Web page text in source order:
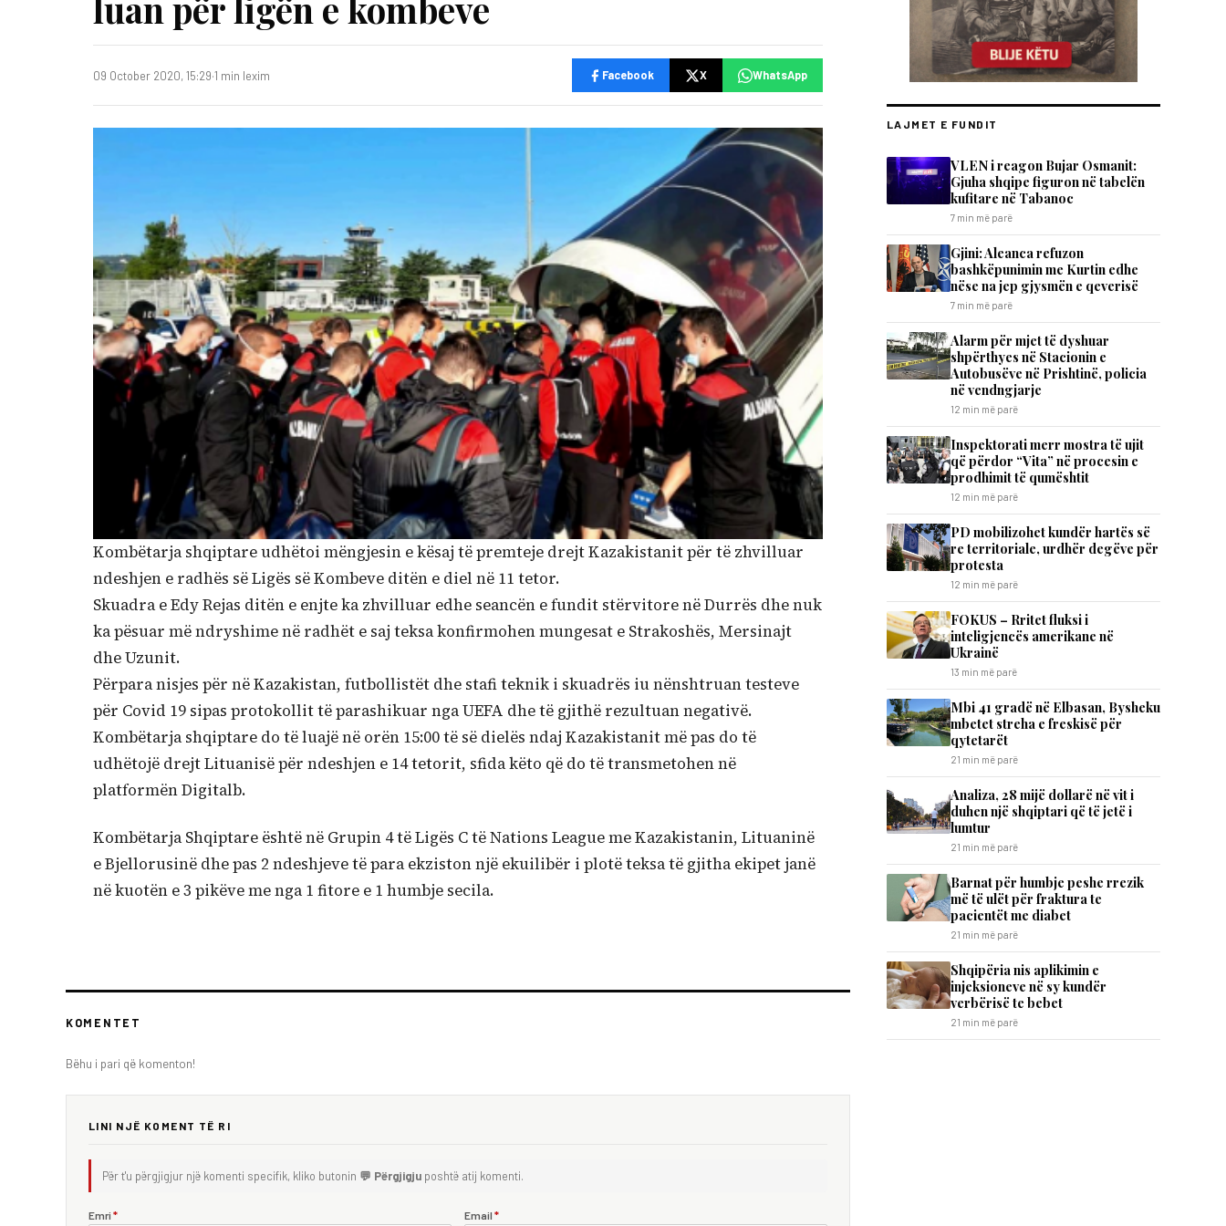
09 October 2020, 15:29·1 min lexim Facebook X WhatsApp
Kombëtarja shqiptare udhëtoi mëngjesin e kësaj të premteje drejt Kazakistanit për të zhvilluar
ndeshjen e radhës së Ligës së Kombeve ditën e diel në 11 tetor.
Skuadra e Edy Rejas ditën e enjte ka zhvilluar edhe seancën e fundit stërvitore në Durrës dhe nuk
ka pësuar më ndryshime në radhët e saj teksa konfirmohen mungesat e Strakoshës, Mersinajt
dhe Uzunit.
Përpara nisjes për në Kazakistan, futbollistët dhe stafi teknik i skuadrës iu nënshtruan testeve
për Covid 19 sipas protokollit të parashikuar nga UEFA dhe të gjithë rezultuan negativë.
Kombëtarja shqiptare do të luajë në orën 15:00 të së dielës ndaj Kazakistanit më pas do të
udhëtojë drejt Lituanisë për ndeshjen e 14 tetorit, sfida këto që do të transmetohen në
platformën Digitalb.
Kombëtarja Shqiptare është në Grupin 4 të Ligës C të Nations League me Kazakistanin, Lituaninë
e Bjellorusinë dhe pas 2 ndeshjeve të para ekziston një ekuilibër i plotë teksa të gjitha ekipet janë
në kuotën e 3 pikëve me nga 1 fitore e 1 humbje secila.
KOMENTET
Bëhu i pari që komenton!
LINI NJË KOMENT TË RI
Për t'u përgjigjur një komenti specifik, kliko butonin 💬 Përgjigju poshtë atij komenti.
Emri * Email *
LAJMET E FUNDIT
VLEN i reagon Bujar Osmanit:
Gjuha shqipe figuron në tabelën
kufitare në Tabanoc
7 min më parë
​Gjini: Aleanca refuzon
bashkëpunimin me Kurtin edhe
nëse na jep gjysmën e qeverisë
7 min më parë
Alarm për mjet të dyshuar
shpërthyes në Stacionin e
Autobusëve në Prishtinë, policia
në vendngjarje
12 min më parë
Inspektorati merr mostra të ujit
që përdor “Vita” në procesin e
prodhimit të qumështit
12 min më parë
PD mobilizohet kundër hartës së
re territoriale, urdhër degëve për
protesta
12 min më parë
FOKUS – Rritet fluksi i
inteligjencës amerikane në
Ukrainë
13 min më parë
Mbi 41 gradë në Elbasan, Bysheku
mbetet streha e freskisë për
qytetarët
21 min më parë
Analiza, 28 mijë dollarë në vit i
duhen një shqiptari që të jetë i
lumtur
21 min më parë
Barnat për humbje peshe rrezik
më të ulët për fraktura te
pacientët me diabet
21 min më parë
Shqipëria nis aplikimin e
injeksioneve në sy kundër
verbërisë te bebet
21 min më parë